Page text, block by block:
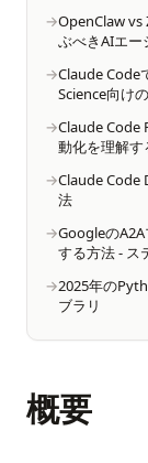
Cogram: 最高の
Conch AI: AIの
化する
Conch AI: The
ConvNeXt
Vision Tasks
ConvNeXtモデ
現する方法
DB GPTの探索
Does ChatGPT
Matplotlib ヒス
Matplotlib 凡例
Matplotlib 散布
Matplotlib 棒グ
Matplotlibでカ
Matplotlibで軸
Matplotlibにお
Matplotlibによ
Matplotlibのセカ
け
Pandas Drop
DataFrame
Pandas Drop
Pandas Drop
Pandas Filter
Guide)
Pandas
Pandas
Pandas Melt:
Guide)
How to Use
How to Use
How to Write
How to Zip Two
How to concat
Is Python Case
JupyterLab vs
Multiple
Streamlit-
in Streamlit
Streamlit-
安全にする方法
Streamlitでイン
Streamlitでイン
トリアルと例 |
Streamlitで動的
Streamlitと
Streamlitと
対話
Streamlitの初め
OpenClaw vs
ぶべきAIエー
Claude Code
Science向け
Claude Code
動化を理解す
Claude Code
法
Googleの
する方法 - ス
2025年の
ブラリ
概要